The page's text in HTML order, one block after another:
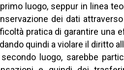
luogo, seppur in linea
dei dati
pratica di garantire una
quindi a violare il diritto
luogo, sarebbe